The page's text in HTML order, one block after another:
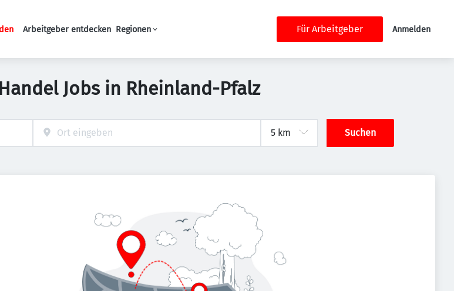
Haupt-Navigation
Arbeitgeber entdecken Regionen Für Arbeitgeber Anmelden
Jobs in Rheinland-Pfalz
Suchen